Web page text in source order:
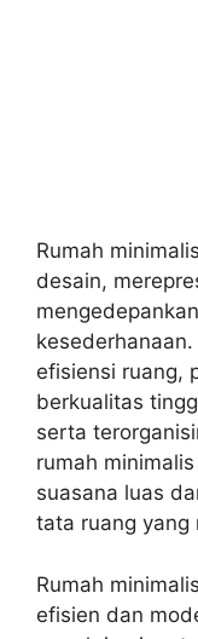
Rumah
desain,
efisiensi ruang,
berkualitas
serta
rumah
suasana luas
tata ruang yang
Rumah
efisien dan